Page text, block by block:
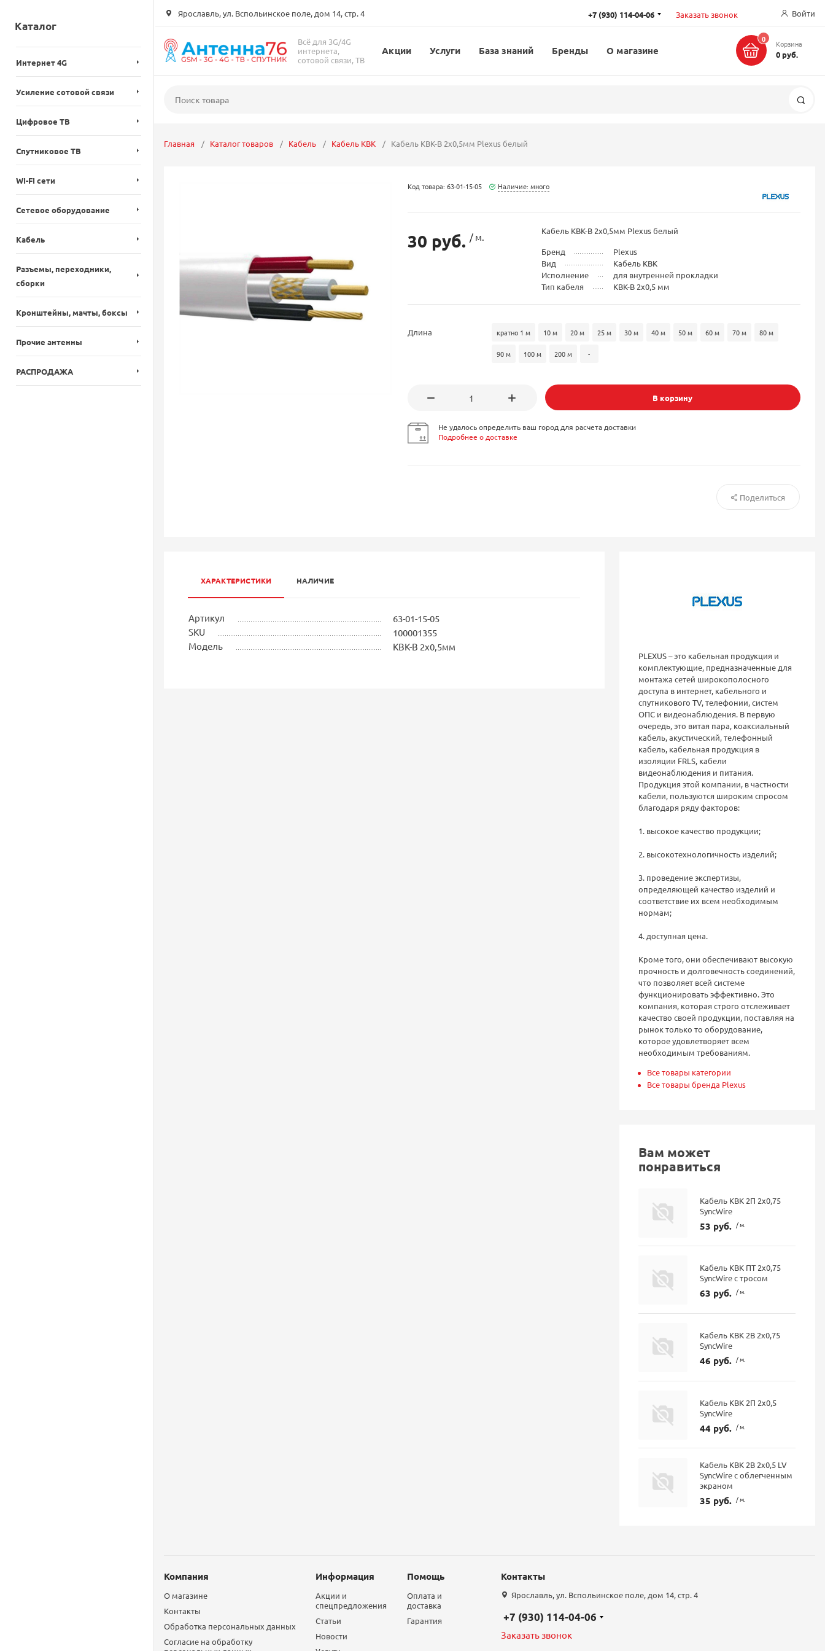
Ярославль, ул. Вспольинское поле, дом 14, стр. 4 +7 (930) 114-04-06 Заказать звонок Войти
Всё для 3G/4G
интернета,
сотовой связи, ТВ
Акции Услуги База знаний Бренды О магазине
0 Корзина
0 руб.
Каталог
Интернет 4G
Усиление сотовой связи
Цифровое ТВ
Спутниковое ТВ
WI-FI сети
Сетевое оборудование
Кабель
Разъемы, переходники,
сборки
Кронштейны, мачты, боксы
Прочие антенны
РАСПРОДАЖА
Главная Каталог товаров Кабель Кабель КВК Кабель КВК-В 2x0,5мм Plexus белый
Код товара: 63-01-15-05 Наличие: много
30 руб. / м.
Кабель КВК-В 2x0,5мм Plexus белый
Бренд
Plexus
Вид
Кабель КВК
Исполнение
для внутренней прокладки
Тип кабеля
КВК-В 2x0,5 мм
Длина кратно 1 м 10 м 20 м 25 м 30 м 40 м 50 м 60 м 70 м 80 м
90 м 100 м 200 м -
В корзину
Не удалось определить ваш город для расчета доставки
Подробнее о доставке
Поделиться
ХАРАКТЕРИСТИКИ НАЛИЧИЕ
Артикул
63-01-15-05
SKU
100001355
Модель
КВК-В 2x0,5мм
PLEXUS – это кабельная продукция и
комплектующие, предназначенные для
монтажа сетей широкополосного
доступа в интернет, кабельного и
спутникового TV, телефонии, систем
ОПС и видеонаблюдения. В первую
очередь, это витая пара, коаксиальный
кабель, акустический, телефонный
кабель, кабельная продукция в
изоляции FRLS, кабели
видеонаблюдения и питания.
Продукция этой компании, в частности
кабели, пользуются широким спросом
благодаря ряду факторов:
1. высокое качество продукции;
2. высокотехнологичность изделий;
3. проведение экспертизы,
определяющей качество изделий и
соответствие их всем необходимым
нормам;
4. доступная цена.
Кроме того, они обеспечивают высокую
прочность и долговечность соединений,
что позволяет всей системе
функционировать эффективно. Это
компания, которая строго отслеживает
качество своей продукции, поставляя на
рынок только то оборудование,
которое удовлетворяет всем
необходимым требованиям.
Все товары категории
Все товары бренда Plexus
Вам может
понравиться
Кабель КВК 2П 2х0,75
SyncWire
53 руб. / м.
Кабель КВК ПТ 2х0,75
SyncWire с тросом
63 руб. / м.
Кабель КВК 2В 2х0,75
SyncWire
46 руб. / м.
Кабель КВК 2П 2х0,5
SyncWire
44 руб. / м.
Кабель КВК 2В 2х0,5 LV
SyncWire с облегченным
экраном
35 руб. / м.
Компания
О магазине
Контакты
Обработка персональных данных
Согласие на обработку
Информация
Акции и
спецпредложения
Статьи
Новости
Помощь
Оплата и
доставка
Гарантия
Контакты
Ярославль, ул. Вспольинское поле, дом 14, стр. 4
+7 (930) 114-04-06
Заказать звонок